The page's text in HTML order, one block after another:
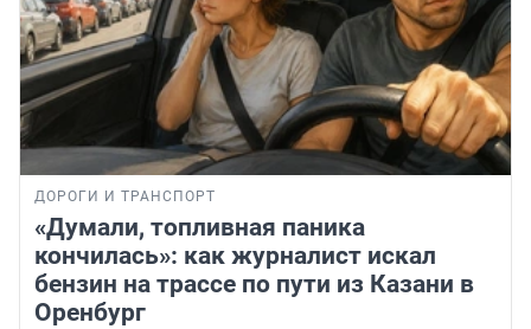
ДОРОГИ И ТРАНСПОРТ
«Думали, топливная паника
кончилась»: как журналист искал
бензин на трассе по пути из Казани в
Оренбург